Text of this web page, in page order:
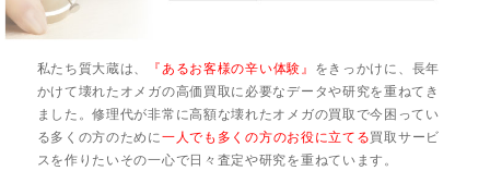
私たち質大蔵は、 『あるお客様の辛い体験』 をきっかけに、長年
かけて壊れたオメガの高価買取に必要なデータや研究を重ねてき
ました。修理代が非常に高額な壊れたオメガの買取で今困ってい
る多くの方のために一人でも多くの方のお役に立てる買取サービ
スを作りたいその一心で日々査定や研究を重ねています。